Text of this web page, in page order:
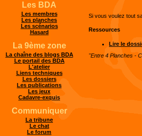
Si vous voulez tout
Ressources
Lire le
"Entre 4 Planches -
Les BDA
Les membres
Les planches
Les scénarios
Hasard
La 9ème zone
La chaîne des blogs BDA
Le portail des BDA
L'atelier
Liens techniques
Les dossiers
Les publications
Les jeux
Cadavre-exquis
Communiquer
La tribune
Le chat
Le forum